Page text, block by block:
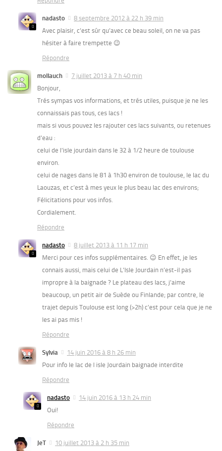
nadasto
8 septembre 2012 à 22 h 39 min
Avec plaisir, c’est sûr qu’avec ce beau soleil, on ne va pas
hésiter à faire trempette 😉
Répondre
mollauch
7 juillet 2013 à 7 h 40 min
Bonjour,
Trés sympas vos informations, et trés utiles, puisque je ne les
connaissais pas tous, ces lacs !
mais si vous pouvez les rajouter ces lacs suivants, ou retenues
d’eau :
celui de l’isle jourdain dans le 32 à 1/2 heure de toulouse
environ.
celui de nages dans le 81 à 1h30 environ de toulouse, le lac du
Laouzas, et c’est à mes yeux le plus beau lac des environs;
Félicitations pour vos infos.
Cordialement.
Répondre
nadasto
8 juillet 2013 à 11 h 17 min
Merci pour ces infos supplémentaires. 😉 En effet, je les
connais aussi, mais celui de L’Isle Jourdain n’est-il pas
impropre à la baignade ? Le plateau des lacs, j’aime
beaucoup, un petit air de Suède ou Finlande; par contre, le
trajet depuis Toulouse est long (>2h) c’est pour cela que je ne
les ai pas mis !
Répondre
Sylvia
14 juin 2016 à 8 h 26 min
Pour info le lac de l isle Jourdain baignade interdite
Répondre
nadasto
14 juin 2016 à 13 h 24 min
Oui!
Répondre
JeT 10 juillet 2013 à 2 h 35 min